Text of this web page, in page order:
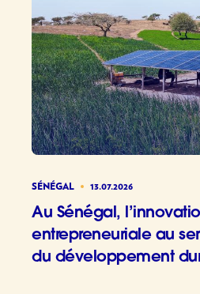
SÉNÉGAL 13.07.2026
Au Sénégal,
entrepreneuriale au
du développement